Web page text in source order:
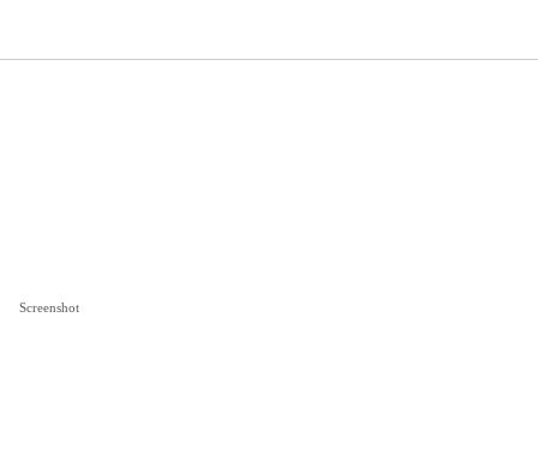
Screenshot